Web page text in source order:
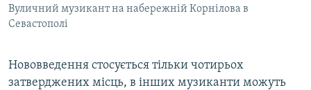
Вуличний музикант на набережній Корнілова в
Севастополі
Нововведення стосується тільки чотирьох
затверджених місць, в інших музиканти можуть